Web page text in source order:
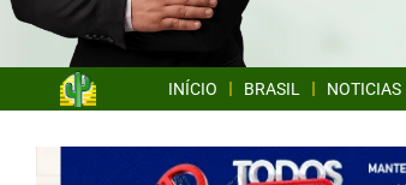
INÍCIO BRASIL NOTICIAS